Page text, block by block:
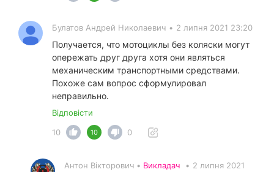
Булатов Андрей Николаевич • 2 липня 2021 23:20
Получается, что мотоциклы без коляски могут
опережать друг друга хотя они являться
механическим транспортными средствами.
Похоже сам вопрос сформулировал
неправильно.
Відповісти
10
10 0
Антон Вікторович • Викладач • 2 липня 2021